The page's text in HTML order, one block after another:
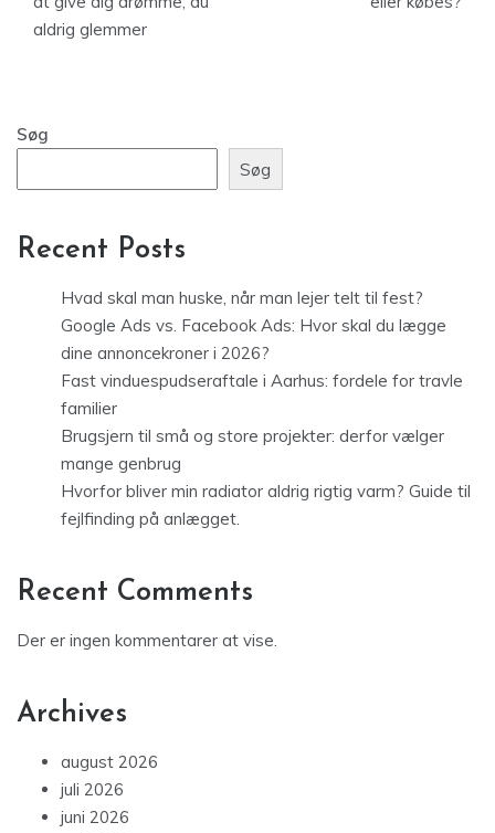
aldrig glemmer
Søg
Søg
Recent Posts
Hvad skal man huske, når man lejer telt til fest?
Google Ads vs. Facebook Ads: Hvor skal du lægge
dine annoncekroner i 2026?
Fast vinduespudseraftale i Aarhus: fordele for travle
familier
Brugsjern til små og store projekter: derfor vælger
mange genbrug
Hvorfor bliver min radiator aldrig rigtig varm? Guide til
fejlfinding på anlægget.
Recent Comments
Der er ingen kommentarer at vise.
Archives
august 2026
juli 2026
juni 2026